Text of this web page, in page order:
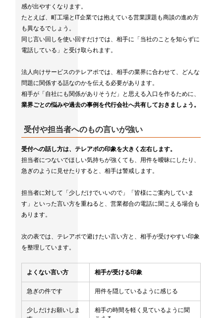
感が出やすくなります。
たとえば、町工場とIT企業では抱えている営業課題も商談の進め方
も異なるでしょう。
同じ言い回しを使い回すだけでは、相手に「当社のことを知らずに
電話している」と受け取られます。
法人向けサービスのテレアポでは、相手の業界に合わせて、どんな
問題に関係する話なのかを伝える必要があります。
相手が「自社にも関係がありそうだ」と思える入口を作るために、
業界ごとの悩みや過去の事例を代行会社へ共有しておきましょう。
受付や担当者へのもの言いが強い
受付への話し方は、テレアポの印象を大きく左右します。
担当者につないでほしい気持ちが強くても、用件を曖昧にしたり、
急ぎのように見せたりすると、相手は警戒します。
担当者に対して「少しだけでいいので」「皆様にご案内していま
す」といった言い方を重ねると、営業都合の電話に聞こえる場合も
あります。
次の表では、テレアポで避けたい言い方と、相手が受けやすい印象
を整理しています。
よくない言い方 相手が受ける印象
急ぎの件です 用件を隠しているように感じる
少しだけお願いしま
相手の時間を軽く見ているように聞